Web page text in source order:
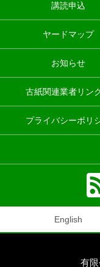
講読申込
ヤードマップ
お知らせ
古紙関連業者リン
プライバシーポリ
English
有